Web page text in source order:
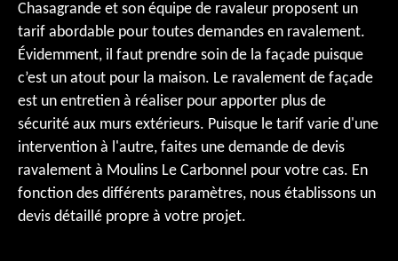
Chasagrande et son équipe de ravaleur proposent un
tarif abordable pour toutes demandes en ravalement.
Évidemment, il faut prendre soin de la façade puisque
c’est un atout pour la maison. Le ravalement de façade
est un entretien à réaliser pour apporter plus de
sécurité aux murs extérieurs. Puisque le tarif varie d'une
intervention à l'autre, faites une demande de devis
ravalement à Moulins Le Carbonnel pour votre cas. En
fonction des différents paramètres, nous établissons un
devis détaillé propre à votre projet.